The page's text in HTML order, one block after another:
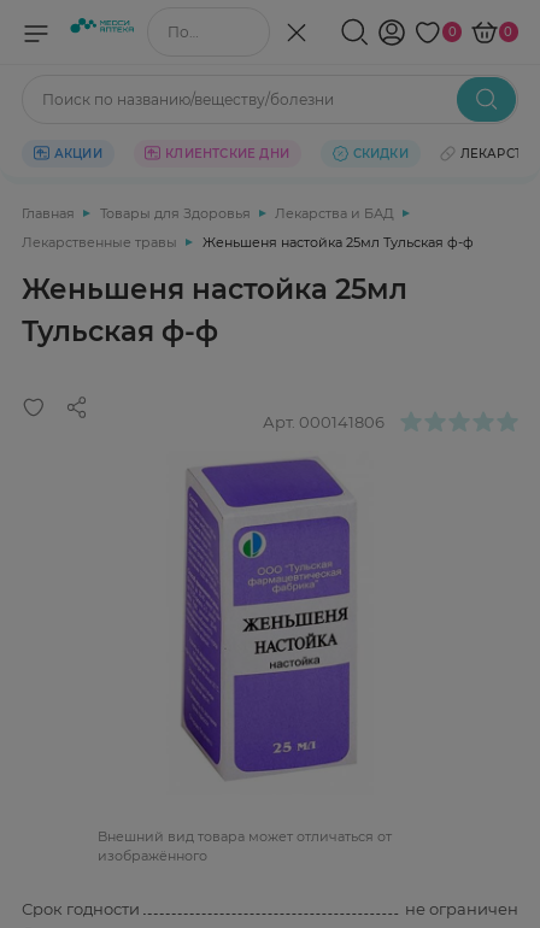
Поиск по названию/веществу 0 0
Поиск по названию/веществу/болезни
АКЦИИ КЛИЕНТСКИЕ ДНИ СКИДКИ ЛЕКАРСТВА
Главная Товары для Здоровья
Лекарства и БАД
Лекарственные травы
Женьшеня настойка 25мл Тульская ф-ф
Женьшеня настойка 25мл
Тульская ф-ф
Арт. 000141806
Bнешний вид товара может отличаться от
изображённого
Срок годности
не ограничен